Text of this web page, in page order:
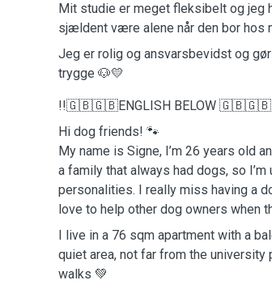
Mit studie er meget fleksibelt og jeg
sjældent være alene når den bor hos
Jeg er rolig og ansvarsbevidst og
trygge 🐶💛
!!🇬🇧🇬🇧ENGLISH BELOW
Hi dog friends! 🐾
My name is Signe, I’m 26 years old
a family that always had dogs, so
personalities. I really miss having a
love to help other dog owners when
I live in a 76 sqm apartment with a
quiet area, not far from the
walks 💚